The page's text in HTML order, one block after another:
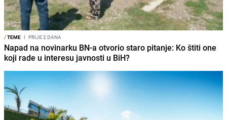
/TEME I PRIJE 2 DANA
Napad na novinarku BN-a otvorio staro pitanje: Ko štiti one
koji rade u interesu javnosti u BiH?